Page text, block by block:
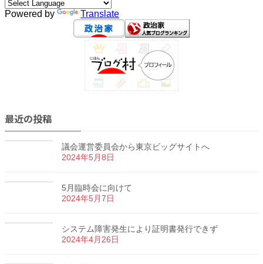
Powered by Translate
最近の投稿
議会運営委員会から東京ビッグサイトへ
2024年5月8日
5月臨時会に向けて
2024年5月7日
システム障害発生により証明書発行できず
2024年4月26日